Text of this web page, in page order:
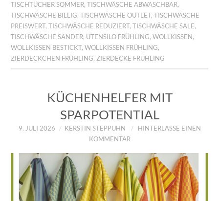
TISCHTÜCHER SOMMER,TISCHWÄSCHE ABWASCHBAR,
TISCHWÄSCHE BILLIG,TISCHWÄSCHE OUTLET,TISCHWÄSCHE
PREISWERT,TISCHWÄSCHE REDUZIERT,TISCHWÄSCHE SALE,
TISCHWÄSCHE SANDER, UTENSILO FRÜHLING,WOLLKISSEN ,
WOLLKISSEN BESTICKT,WOLLKISSEN FRÜHLING,
ZIERDECKCHEN FRÜHLING, ZIERDECKE FRÜHLING
KÜCHENHELFER MIT
SPARPOTENTIAL
9. JULI 2026 KERSTIN STEPPUHN
HINTERLASSE EINEN
KOMMENTAR